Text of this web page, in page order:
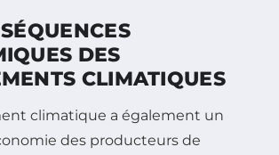
DES
CLIMATIQUES
climatique a également un
des producteurs de